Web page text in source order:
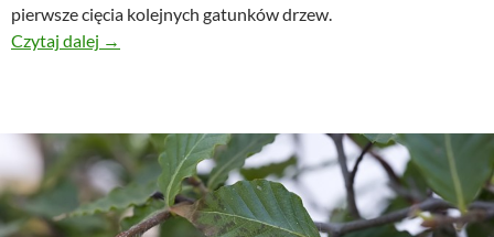
pierwsze cięcia kolejnych gatunków drzew.
Czytaj dalej Pielęgnacja bonsai w lutym
→